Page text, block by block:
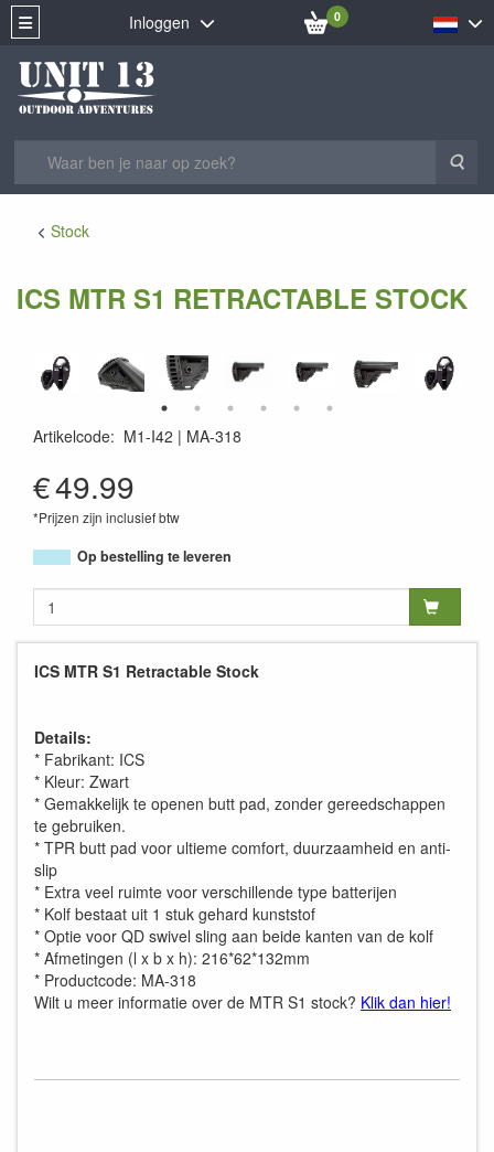
Inloggen 0
Stock
ICS MTR S1 RETRACTABLE STOCK
Artikelcode: M1-I42
MA-318
€49.99
*Prijzen zijn inclusief btw
Op bestelling te leveren
ICS MTR S1 Retractable Stock
Details:
* Fabrikant: ICS
* Kleur: Zwart
* Gemakkelijk te openen butt pad, zonder gereedschappen
te gebruiken.
* TPR butt pad voor ultieme comfort, duurzaamheid en anti-
slip
* Extra veel ruimte voor verschillende type batterijen
* Kolf bestaat uit 1 stuk gehard kunststof
* Optie voor QD swivel sling aan beide kanten van de kolf
* Afmetingen (l x b x h): 216*62*132mm
* Productcode: MA-318
Wilt u meer informatie over de MTR S1 stock? Klik dan hier!